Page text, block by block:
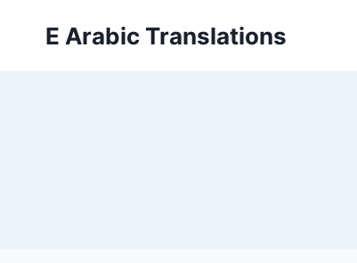
E Arabic Translations